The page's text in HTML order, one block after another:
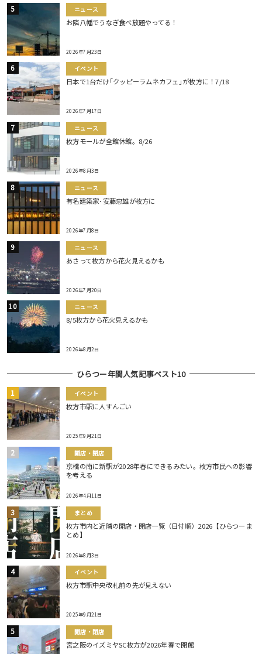
ニュース
お隣八幡でうなぎ食べ放題やってる！
2026年7月23日
イベント
日本で1台だけ｢クッピーラムネカフェ｣が枚方に！7/18
2026年7月17日
ニュース
枚方モールが全館休館。8/26
2026年8月3日
ニュース
有名建築家･安藤忠雄が枚方に
2026年7月8日
ニュース
あさって枚方から花火見えるかも
2026年7月20日
ニュース
8/5枚方から花火見えるかも
2026年8月2日
ひらつー年間人気記事ベスト10
イベント
枚方市駅に人すんごい
2025年9月21日
開店・閉店
京橋の南に新駅が2028年春にできるみたい。枚方市民への影響
を考える
2026年4月11日
まとめ
枚方市内と近隣の開店・閉店一覧（日付順）2026【ひらつーま
とめ】
2026年8月3日
イベント
枚方市駅中央改札前の先が見えない
2025年9月21日
開店・閉店
宮之阪のイズミヤSC枚方が2026年春で閉館